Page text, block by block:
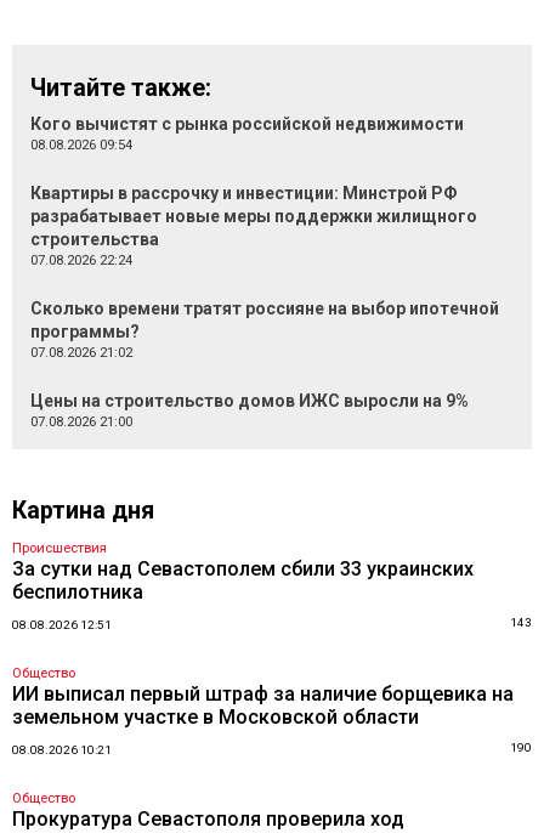
Читайте также:
Кого вычистят с рынка российской недвижимости
08.08.2026 09:54
Квартиры в рассрочку и инвестиции: Минстрой РФ
разрабатывает новые меры поддержки жилищного
строительства
07.08.2026 22:24
Сколько времени тратят россияне на выбор ипотечной
программы?
07.08.2026 21:02
Цены на строительство домов ИЖС выросли на 9%
07.08.2026 21:00
Картина дня
Происшествия
За сутки над Севастополем сбили 33 украинских
беспилотника
08.08.2026 12:51 143
Общество
ИИ выписал первый штраф за наличие борщевика на
земельном участке в Московской области
08.08.2026 10:21 190
Общество
Прокуратура Севастополя проверила ход